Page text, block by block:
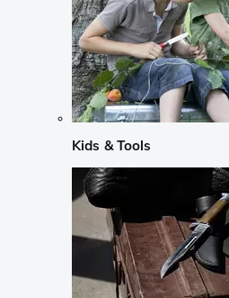
Kids & Tools